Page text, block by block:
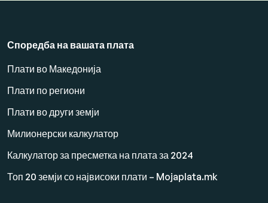
Споредба на вашата плата
Плати во Македонија
Плати по региони
Плати во други земји
Милионерски калкулатор
Калкулатор за пресметка на плата за 2024
Топ 20 земји со највисоки плати – Mojaplata.mk